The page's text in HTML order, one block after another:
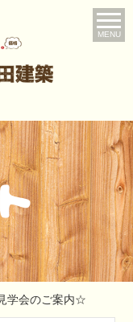
MENU
学会のご案内☆